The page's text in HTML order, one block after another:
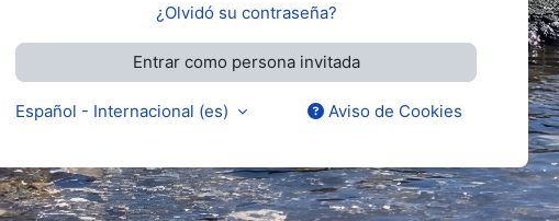
¿Olvidó su contraseña?
Entrar como persona invitada
Español - Internacional ‎(es)‎ Aviso de Cookies